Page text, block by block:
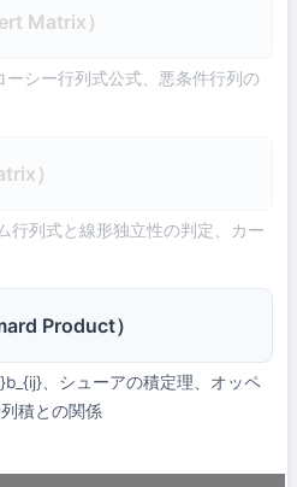
Matrix）
シー行列式公式、悪条件行列の
）
行列式と線形独立性の判定、カー
Product）
、シューアの積定理、オッペ
積との関係